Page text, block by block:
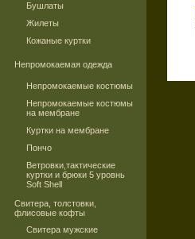
Бушлаты
Жилеты
Кожаные куртки
Непромокаемая одежда
Непромокаемые костюмы
Непромокаемые костюмы
на мембране
Куртки на мембране
Пончо
Ветровки,тактические
куртки и брюки 5 уровнь
Soft Shell
Свитера, толстовки,
флисовые кофты
Свитера мужские